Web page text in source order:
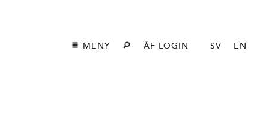
MENY ÅF LOGIN SV EN